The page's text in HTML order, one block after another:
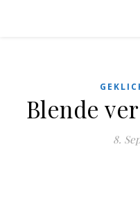
Blende
8.